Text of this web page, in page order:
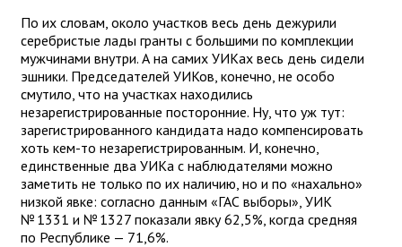
По их словам, около участков весь день дежурили
серебристые лады гранты с большими по комплекции
мужчинами внутри. А на самих УИКах весь день сидели
эшники. Председателей УИКов, конечно, не особо
смутило, что на участках находились
незарегистрированные посторонние. Ну, что уж тут:
зарегистрированного кандидата надо компенсировать
хоть кем-то незарегистрированным. И, конечно,
единственные два УИКа с наблюдателями можно
заметить не только по их наличию, но и по «нахально»
низкой явке: согласно данным «ГАС выборы», УИК
№ 1331 и № 1327 показали явку 62,5%, когда средняя
по Республике — 71,6%.